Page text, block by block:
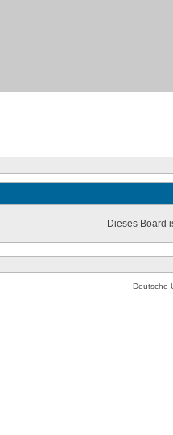
Dieses Board
Deutsche